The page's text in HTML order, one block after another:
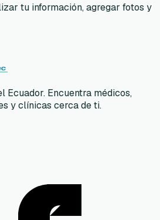
tu información, agregar fotos y
Ecuador. Encuentra médicos,
y clínicas cerca de ti.